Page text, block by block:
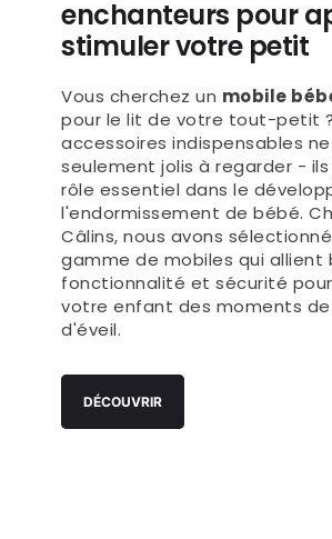
Mobile bébé : des
enchanteurs pour
stimuler votre petit
Vous cherchez unmobile
pour le lit de votre tout-petit
accessoires indispensables
seulement jolis à regarder - ils
rôle essentiel dans le
l'endormissement de bébé.
Câlins, nous avons
gamme de mobiles qui allient
fonctionnalité et sécurité pour
d'éveil.